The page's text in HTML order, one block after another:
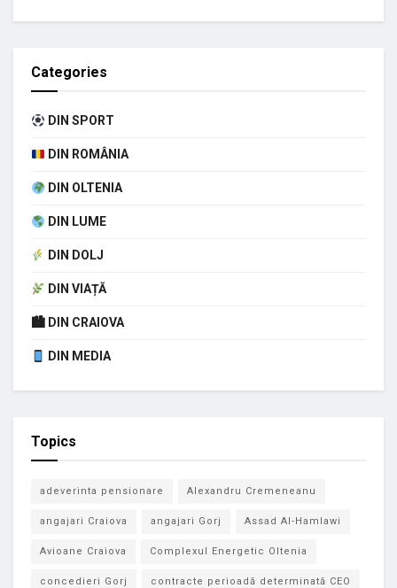
Categories
DIN SPORT
DIN ROMÂNIA
DIN OLTENIA
DIN LUME
DIN DOLJ
DIN VIAȚĂ
🏙 DIN CRAIOVA
DIN MEDIA
Topics
adeverinta pensionare Alexandru Cremeneanu
angajari Craiova angajari Gorj Assad Al-Hamlawi
Avioane Craiova Complexul Energetic Oltenia
concedieri Gorj contracte perioadă determinată CEO